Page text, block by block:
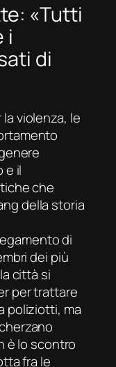
«Tutti
i
di
violenza, le
e il
che
della storia
di
dei più
città si
per trattare
poliziotti, ma
è lo scontro
fra le